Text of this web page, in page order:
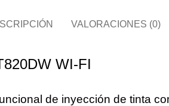
VALORACIONES (0)
WI-FI
de inyección de tinta